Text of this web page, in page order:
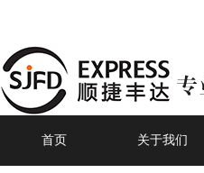
首页 关于我们